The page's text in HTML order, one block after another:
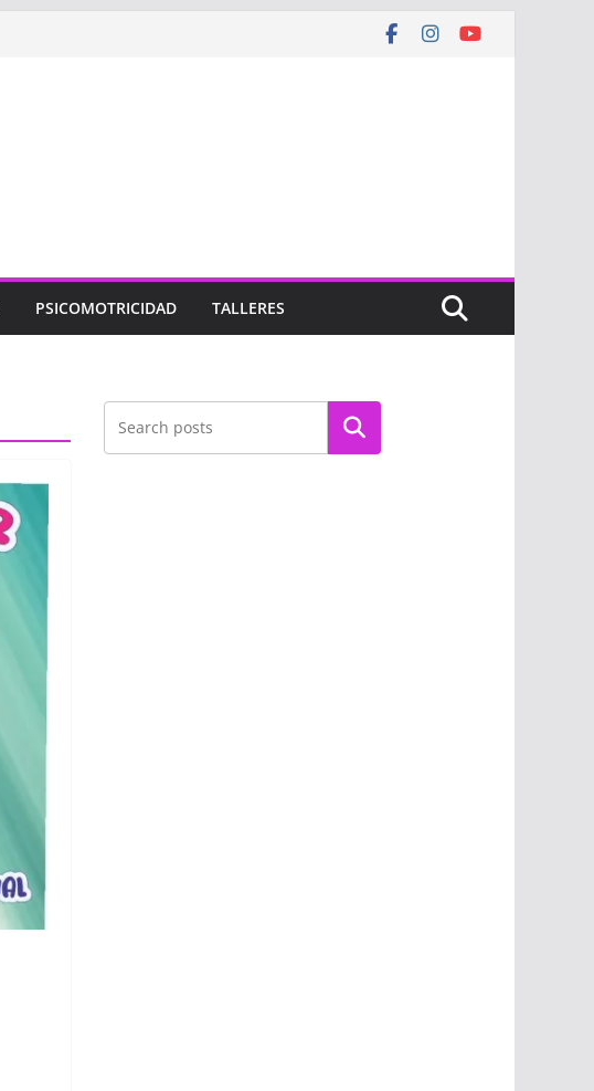
PSICOMOTRICIDAD TALLERES
Buscar